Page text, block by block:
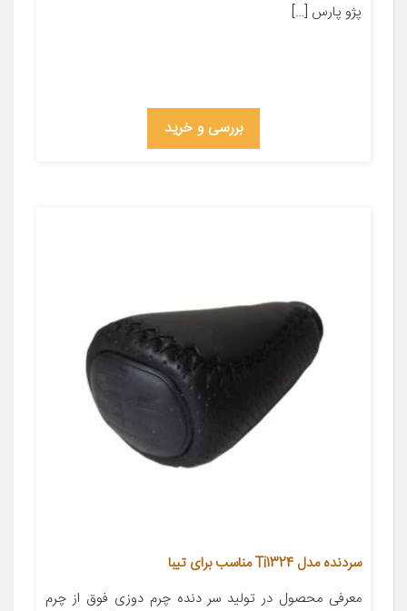
پژو پارس […]
بررسی و خرید
سردنده مدل Ti1324 مناسب برای تیبا
معرفی محصول در تولید سر دنده چرم دوزی فوق از چرم